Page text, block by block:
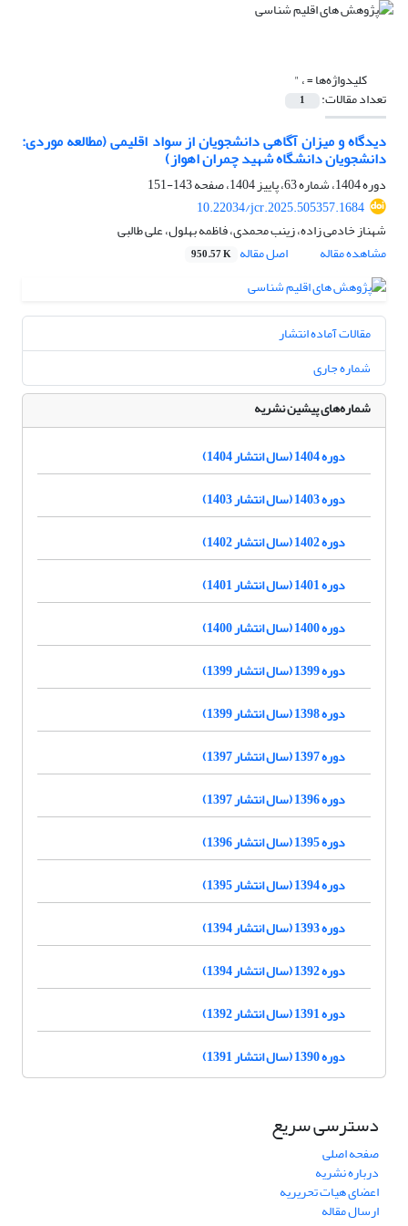
کلیدواژه‌ها =، "
تعداد مقالات: 1
دیدگاه و میزان آگاهی دانشجویان از سواد اقلیمی (مطالعه موردی:
دانشجویان دانشگاه شهید چمران اهواز)
دوره 1404، شماره 63، پاییز 1404، صفحه
143-151
10.22034/jcr.2025.505357.1684
شهناز خادمی زاده، زینب محمدی، فاظمه بهلول، علی طالبی
مشاهده مقاله
اصل مقاله 950.57 K
مقالات آماده انتشار
شماره جاری
شماره‌های پیشین نشریه
دوره 1404 (سال انتشار 1404)
دوره 1403 (سال انتشار 1403)
دوره 1402 (سال انتشار 1402)
دوره 1401 (سال انتشار 1401)
دوره 1400 (سال انتشار 1400)
دوره 1399 (سال انتشار 1399)
دوره 1398 (سال انتشار 1399)
دوره 1397 (سال انتشار 1397)
دوره 1396 (سال انتشار 1397)
دوره 1395 (سال انتشار 1396)
دوره 1394 (سال انتشار 1395)
دوره 1393 (سال انتشار 1394)
دوره 1392 (سال انتشار 1394)
دوره 1391 (سال انتشار 1392)
دوره 1390 (سال انتشار 1391)
دسترسی سریع
صفحه اصلی
درباره نشریه
اعضای هیات تحریریه
ارسال مقاله